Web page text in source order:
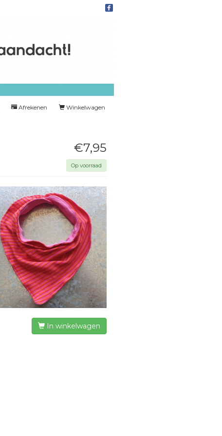
Winkelwagen
Afrekenen
€7,95
Op voorraad
In winkelwagen